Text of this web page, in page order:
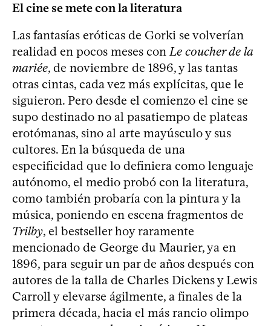
El cine se mete con la literatura
Las fantasías eróticas de Gorki se volverían
realidad en pocos meses conLe coucher de la
mariée, de noviembre de 1896, y las tantas
otras cintas, cada vez más explícitas, que le
siguieron. Pero desde el comienzo el cine se
supo destinado no al pasatiempo de plateas
erotómanas, sino al arte mayúsculo y sus
cultores. En la búsqueda de una
especificidad que lo definiera como lenguaje
autónomo, el medio probó con la literatura,
como también probaría con la pintura y la
música, poniendo en escena fragmentos de
Trilby, el bestseller hoy raramente
mencionado de George du Maurier, ya en
1896, para seguir un par de años después con
autores de la talla de Charles Dickens y Lewis
Carroll y elevarse ágilmente, a finales de la
primera década, hacia el más rancio olimpo